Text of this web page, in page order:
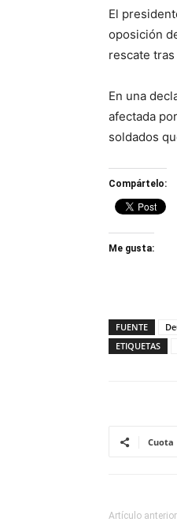
El
oposición
rescate
En una
afectada
soldados
Compártelo:
Me gusta:
FUENTE
ETIQUETAS
Cuota
Artículo anterior